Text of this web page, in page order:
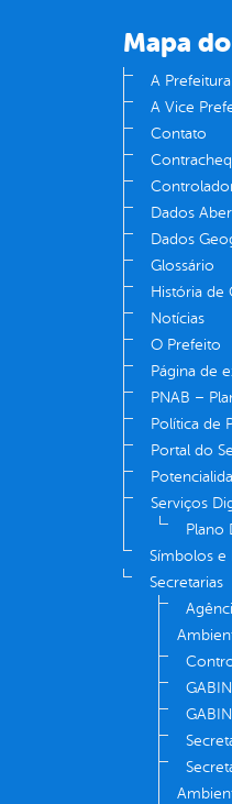
Mapa
A Prefeitura
A Vice
Contato
Dados
Dados
Glossário
História de
Notícias
O Prefeito
Página de
PNAB –
Política de
Portal do
Serviços
Plano
Símbolos e
Secretarias